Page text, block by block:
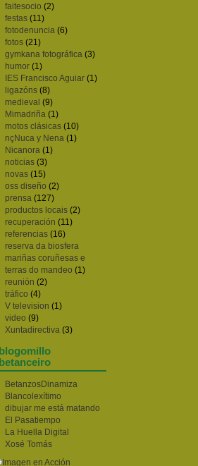
faitesocio (2)
festas (11)
fotodenuncia (6)
fotos (21)
gymkana fotográfica (3)
humor (1)
IES Francisco Aguiar (1)
ligazóns (8)
medieval (9)
Mimadriña (1)
motos clásicas (10)
nçNuca y Nena (1)
Nicanora (1)
noticias (3)
novas (15)
oss diseño (2)
prensa (127)
productos locais (2)
recuperación (11)
referencias (16)
reserva da biosfera
mariñas coruñesas e
terras do mandeo (1)
reunión (2)
tráfico (4)
V television (1)
video (9)
Xuntadirectiva (3)
blogomillo
betanceiro
BetanzosDinamiza
Blancolexítimo
dibujar me está matando
El Pasatiempo
La Huella Digital
Xosé Tomás